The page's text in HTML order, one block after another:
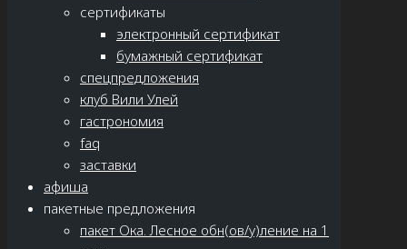
сертификаты
электронный сертификат
бумажный сертификат
спецпредложения
клуб Вили Улей
гастрономия
faq
заставки
афиша
пакетные предложения
пакет Ока. Лесное обн(ов/у)ление на 1